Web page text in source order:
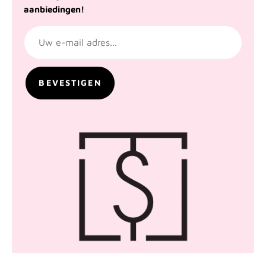
aanbiedingen!